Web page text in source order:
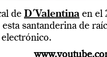
de D´Valentina en el
santanderina de